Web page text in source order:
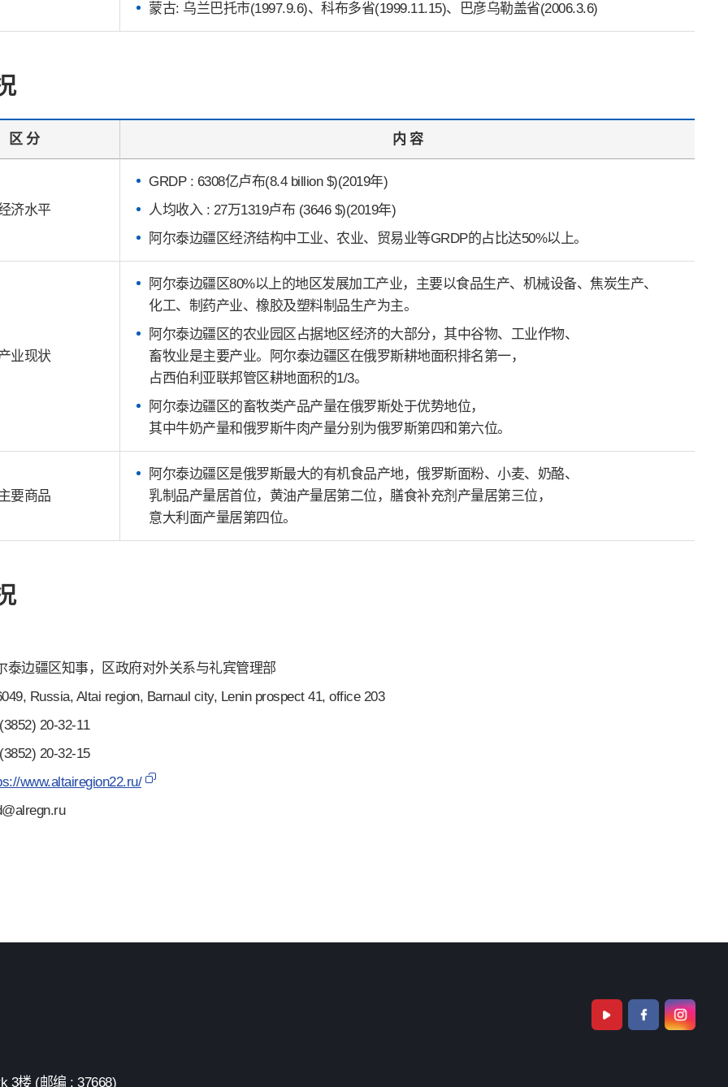
蒙古: 乌兰巴托市(1997.9.6)、科布多省(1999.11.15)、巴彦乌勒盖省(2006.3.6)
区 分 内 容
济水平
GRDP : 6308亿卢布(8.4 billion $)(2019年)
人均收入 : 27万1319卢布 (3646 $)(2019年)
阿尔泰边疆区经济结构中工业、农业、贸易业等GRDP的占比达50%以上。
业现状
阿尔泰边疆区80%以上的地区发展加工产业，主要以食品生产、机械设备、焦炭生产、
化工、制药产业、橡胶及塑料制品生产为主。
阿尔泰边疆区的农业园区占据地区经济的大部分，其中谷物、工业作物、
畜牧业是主要产业。阿尔泰边疆区在俄罗斯耕地面积排名第一，
占西伯利亚联邦管区耕地面积的1/3。
阿尔泰边疆区的畜牧类产品产量在俄罗斯处于优势地位，
其中牛奶产量和俄罗斯牛肉产量分别为俄罗斯第四和第六位。
要商品
阿尔泰边疆区是俄罗斯最大的有机食品产地，俄罗斯面粉、小麦、奶酪、
乳制品产量居首位，黄油产量居第二位，膳食补充剂产量居第三位，
意大利面产量居第四位。
泰边疆区知事，区政府对外关系与礼宾管理部
Russia, Altai region, Barnaul city, Lenin prospect 41, office 203
20-32-11
20-32-15
www.altairegion22.ru/
3楼 (邮编 : 37668)